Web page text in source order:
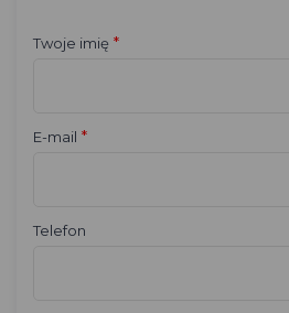
Twoje imię *
E-mail *
Telefon